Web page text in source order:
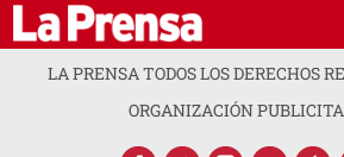
LA PRENSA TODOS LOS DERECHOS
ORGANIZACIÓN